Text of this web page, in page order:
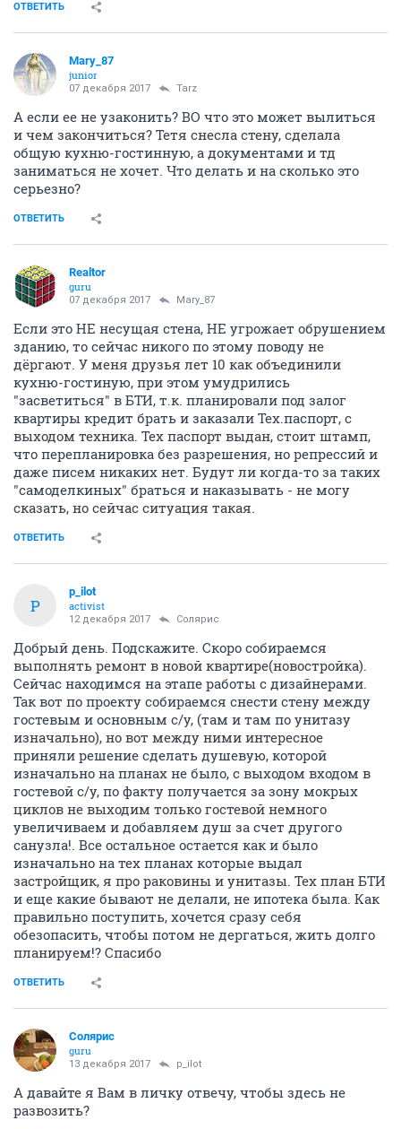
ОТВЕТИТЬ
Mary_87
junior
07 декабря 2017 Tarz
А если ее не узаконить? ВО что это может вылиться
и чем закончиться? Тетя снесла стену, сделала
общую кухню-гостинную, а документами и тд
заниматься не хочет. Что делать и на сколько это
серьезно?
ОТВЕТИТЬ
Realtor
guru
07 декабря 2017 Mary_87
Если это НЕ несущая стена, НЕ угрожает обрушением
зданию, то сейчас никого по этому поводу не
дёргают. У меня друзья лет 10 как объединили
кухню-гостиную, при этом умудрились
"засветиться" в БТИ, т.к. планировали под залог
квартиры кредит брать и заказали Тех.паспорт, с
выходом техника. Тех паспорт выдан, стоит штамп,
что перепланировка без разрешения, но репрессий и
даже писем никаких нет. Будут ли когда-то за таких
"самоделкиных" браться и наказывать - не могу
сказать, но сейчас ситуация такая.
ОТВЕТИТЬ
P
p_ilot
activist
12 декабря 2017 Солярис
Добрый день. Подскажите. Скоро собираемся
выполнять ремонт в новой квартире(новостройка).
Сейчас находимся на этапе работы с дизайнерами.
Так вот по проекту собираемся снести стену между
гостевым и основным с/у, (там и там по унитазу
изначально), но вот между ними интересное
приняли решение сделать душевую, которой
изначально на планах не было, с выходом входом в
гостевой с/у, по факту получается за зону мокрых
циклов не выходим только гостевой немного
увеличиваем и добавляем душ за счет другого
санузла!. Все остальное остается как и было
изначально на тех планах которые выдал
застройщик, я про раковины и унитазы. Тех план БТИ
и еще какие бывают не делали, не ипотека была. Как
правильно поступить, хочется сразу себя
обезопасить, чтобы потом не дергаться, жить долго
планируем!? Спасибо
ОТВЕТИТЬ
Солярис
guru
13 декабря 2017 p_ilot
А давайте я Вам в личку отвечу, чтобы здесь не
развозить?